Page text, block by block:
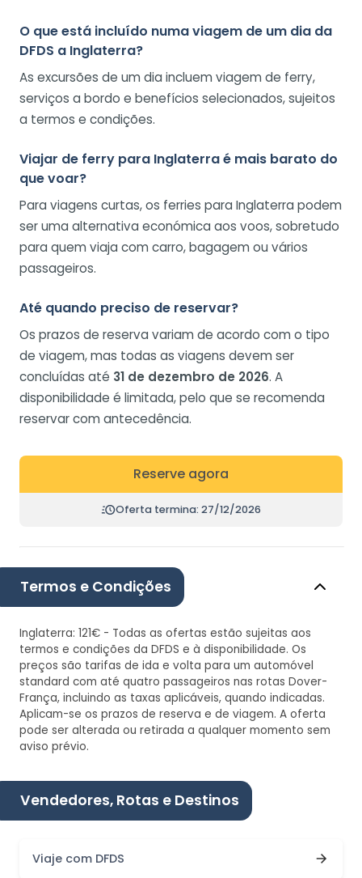
O que está incluído numa viagem de um dia da
DFDS a Inglaterra?
As excursões de um dia incluem viagem de ferry,
serviços a bordo e benefícios selecionados, sujeitos
a termos e condições.
Viajar de ferry para Inglaterra é mais barato do
que voar?
Para viagens curtas, os ferries para Inglaterra podem
ser uma alternativa económica aos voos, sobretudo
para quem viaja com carro, bagagem ou vários
passageiros.
Até quando preciso de reservar?
Os prazos de reserva variam de acordo com o tipo
de viagem, mas todas as viagens devem ser
concluídas até 31 de dezembro de 2026. A
disponibilidade é limitada, pelo que se recomenda
reservar com antecedência.
Reserve agora
Oferta termina: 27/12/2026
Termos e Condições
Inglaterra: 121€ - Todas as ofertas estão sujeitas aos
termos e condições da DFDS e à disponibilidade. Os
preços são tarifas de ida e volta para um automóvel
standard com até quatro passageiros nas rotas Dover-
França, incluindo as taxas aplicáveis, quando indicadas.
Aplicam-se os prazos de reserva e de viagem. A oferta
pode ser alterada ou retirada a qualquer momento sem
aviso prévio.
Vendedores, Rotas e Destinos
Viaje com DFDS